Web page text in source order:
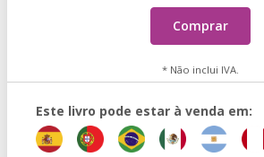
Comprar
* Não inclui IVA.
Este livro pode estar à venda em: